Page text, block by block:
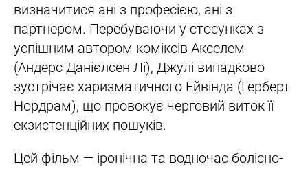
визначитися ані з професією, ані з
партнером. Перебуваючи у стосунках з
успішним автором коміксів Акселем
(Андерс Данієлсен Лі), Джулі випадково
зустрічає харизматичного Ейвінда (Герберт
Нордрам), що провокує черговий виток її
екзистенційних пошуків.
Цей фільм — іронічна та водночас болісно-